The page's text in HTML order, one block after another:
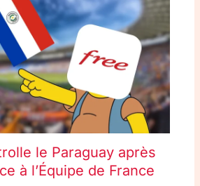
le Paraguay après
à l’Équipe de France